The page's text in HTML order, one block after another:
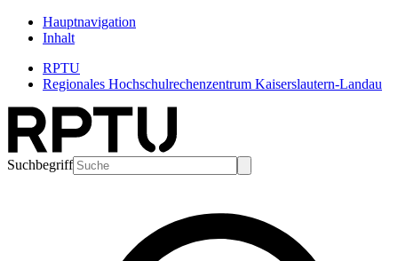
Hauptnavigation
Inhalt
RPTU
Regionales Hochschulrechenzentrum Kaiserslautern-Landau
Suchbegriff